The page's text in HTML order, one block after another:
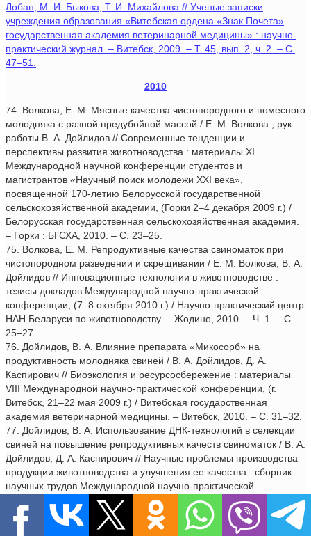
Лобан, М. И. Быкова, Т. И. Михайлова // Ученые записки
учреждения образования «Витебская ордена «Знак Почета»
государственная академия ветеринарной медицины» : научно-
практический журнал. – Витебск, 2009. – Т. 45, вып. 2, ч. 2. – С.
47–51.
2010
74. Волкова, Е. М. Мясные качества чистопородного и помесного
молодняка с разной предубойной массой / Е. М. Волкова ; рук.
работы В. А. Дойлидов // Современные тенденции и
перспективы развития животноводства : материалы XI
Международной научной конференции студентов и
магистрантов «Научный поиск молодежи XXI века»,
посвященной 170-летию Белорусской государственной
сельскохозяйственной академии, (Горки 2–4 декабря 2009 г.) /
Белорусская государственная сельскохозяйственная академия.
– Горки : БГСХА, 2010. – С. 23–25.
75. Волкова, Е. М. Репродуктивные качества свиноматок при
чистопородном разведении и скрещивании / Е. М. Волкова, В. А.
Дойлидов // Инновационные технологии в животноводстве :
тезисы докладов Международной научно-практической
конференции, (7–8 октября 2010 г.) / Научно-практический центр
НАН Беларуси по животноводству. – Жодино, 2010. – Ч. 1. – С.
25–27.
76. Дойлидов, В. А. Влияние препарата «Микосорб» на
продуктивность молодняка свиней / В. А. Дойлидов, Д. А.
Каспирович // Биоэкология и ресурсосбережение : материалы
VIII Международной научно-практической конференции, (г.
Витебск, 21–22 мая 2009 г.) / Витебская государственная
академия ветеринарной медицины. – Витебск, 2010. – С. 31–32.
77. Дойлидов, В. А. Использование ДНК-технологий в селекции
свиней на повышение репродуктивных качеств свиноматок / В. А.
Дойлидов, Д. А. Каспирович // Научные проблемы производства
продукции животноводства и улучшения ее качества : сборник
научных трудов Международной научно-практической
конференции, 23–24 июня 2010 г. / Брянская государственная
сельскохозяйственная академия. – Брянск : Брянская ГСХА,
2010. – С. 38–41.